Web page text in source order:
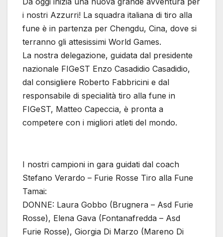
i nostri Azzurri! La squadra italiana di tiro alla
fune è in partenza per Chengdu, Cina, dove si
terranno gli attesissimi World Games.
La nostra delegazione, guidata dal presidente
nazionale FIGeST Enzo Casadidio Casadidio,
dal consigliere Roberto Fabbricini e dal
responsabile di specialità tiro alla fune in
FIGeST, Matteo Capeccia, è pronta a
competere con i migliori atleti del mondo.
I nostri campioni in gara guidati dal coach
Stefano Verardo – Furie Rosse Tiro alla Fune
Tamai:
DONNE: Laura Gobbo (Brugnera – Asd Furie
Rosse), Elena Gava (Fontanafredda – Asd
Furie Rosse), Giorgia Di Marzo (Mareno Di